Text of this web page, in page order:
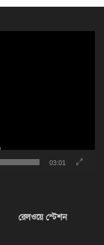
03:01
রেলওয়ে স্টেশন